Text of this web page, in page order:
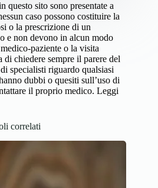
questo sito sono presentate a
caso possono costituire la
o la prescrizione di un
e non devono in alcun modo
paziente o la visita
di chiedere sempre il parere del
specialisti riguardo qualsiasi
dubbi o quesiti sull’uso di
il proprio medico. Leggi
correlati